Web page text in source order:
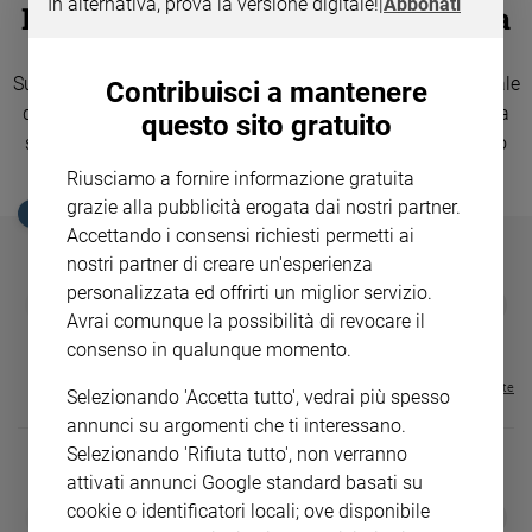
Ambiente
Volontariato
valore
settimana
Migranti
Diversità
inclusione
Costume
Cultura
spettacoli
Londra in festa, una bambina per la
Suono di campane e annuncio solenne del ciambellano reale
davanti alla Lindo Wing del Saint Mary's hospital: è nata la
secondogenita del principe William e Kate Middleton (foto
Reuters).
EDICOLA SAN PAOLO
GBABY
€ 34,80 € 21,90 37%
FAMIGLIA CRISTIANA
€ 104,00 € 83,00 20%
Visualizza tutte le riviste
DIARIO G 2026-27
Contribuisci a mantenere
questo sito gratuito
Riusciamo a fornire informazione gratuita
grazie alla pubblicità erogata dai nostri partner.
Accettando i consensi richiesti permetti ai
nostri partner di creare un'esperienza
personalizzata ed offrirti un miglior servizio.
Avrai comunque la possibilità di revocare il
consenso in qualunque momento.
Selezionando 'Accetta tutto', vedrai più spesso
annunci su argomenti che ti interessano.
Selezionando 'Rifiuta tutto', non verranno
attivati annunci Google standard basati su
cookie o identificatori locali; ove disponibile